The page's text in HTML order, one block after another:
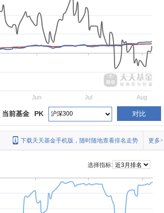
Jun Jul Aug
对比
PK
当前基金
更多>
下载天天基金手机版，随时随地查看排名走势
选择指标: